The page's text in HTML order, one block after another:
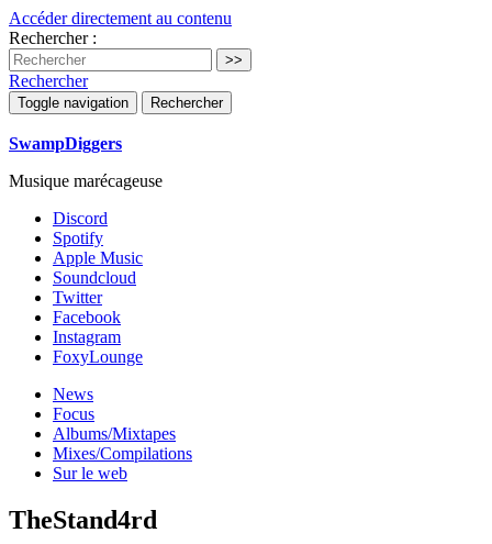
Accéder directement au contenu
Rechercher :
Rechercher
Toggle navigation Rechercher
SwampDiggers
Musique marécageuse
Discord
Spotify
Apple Music
Soundcloud
Twitter
Facebook
Instagram
FoxyLounge
News
Focus
Albums/Mixtapes
Mixes/Compilations
Sur le web
TheStand4rd